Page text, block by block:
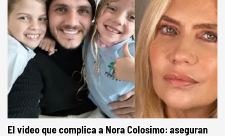
El video que complica a Nora Colosimo: aseguran